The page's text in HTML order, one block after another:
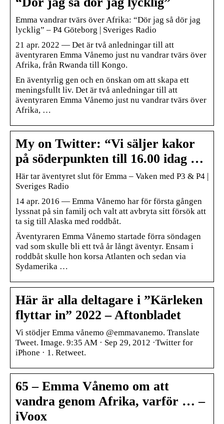
Emma vandrar tvärs över Afrika: “Dör jag så dör jag
lycklig” – P4 Göteborg | Sveriges Radio
21 apr. 2022 — Det är två anledningar till att
äventyraren Emma Vånemo just nu vandrar tvärs över
Afrika, från Rwanda till Kongo.
En äventyrlig gen och en önskan om att skapa ett
meningsfullt liv. Det är två anledningar till att
äventyraren Emma Vånemo just nu vandrar tvärs över
Afrika, …
My on Twitter: “Vi säljer kakor
på söderpunkten till 16.00 idag …
Här tar äventyret slut för Emma – Vaken med P3 & P4 |
Sveriges Radio
14 apr. 2016 — Emma Vånemo har för första gången
lyssnat på sin familj och valt att avbryta sitt försök att
ta sig till Alaska med roddbåt.
Äventyraren Emma Vånemo startade förra söndagen
vad som skulle bli ett två år långt äventyr. Ensam i
roddbåt skulle hon korsa Atlanten och sedan via
Sydamerika …
Här är alla deltagare i ”Kärleken
flyttar in” 2022 – Aftonbladet
Vi stödjer Emma vånemo @emmavanemo. Translate
Tweet. Image. 9:35 AM · Sep 29, 2012 ·Twitter for
iPhone · 1. Retweet.
65 – Emma Vånemo om att
vandra genom Afrika, varför … –
iVoox